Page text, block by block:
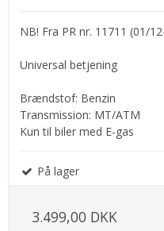
NB! Fra PR nr. 11711 (01/
Universal betjening
Brændstof: Benzin
Transmission: MT/ATM
Kun til biler med E-gas
På lager
3.499,00 DKK